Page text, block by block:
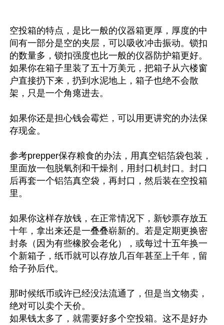
空投箱的特点，是比一般的仪器箱更厚，厚度的中
间有一部分是空的夹层，可以吸收冲击振动。锁扣
的数量多，锁扣强度也比一般的仪器防护箱更好。
如果你在箱子里装了五十万美元，把箱子从六楼窗
户直接扔下来，扔到水泥地上，箱子也绝不会散
架，只是一个角瘪进去。
如果你还是担心钱会霉烂，可以用更讲究的办法保
存现金。
参考prepper保存粮食的办法，用真空铝箔袋包装，
里面放一包脱氧剂和干燥剂，用封口机封口。封口
后再套一个铝箔真空袋，再封口，然后装在空投箱
里。
如果你这样存放钱，在正常情况下，新钞票存放五
十年，拿出来还是一叠叠崭新的。若是定期更换密
封条（因为有些橡胶会老化），或每过十五年换一
个新箱子，纸币就可以存放几百年甚至上千年，留
给子孙后代。
那时候纸币或许已经没法流通了，但是当文物卖，
绝对可以卖个天价。
如果钱太多了，就需要好多个空投箱。这不是好办